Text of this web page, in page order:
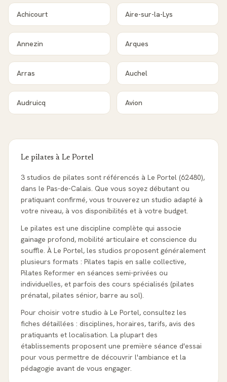
Achicourt Aire-sur-la-Lys
Annezin Arques
Arras Auchel
Audruicq Avion
Le pilates à Le Portel
3 studios de pilates sont référencés à Le Portel (62480),
dans le Pas-de-Calais. Que vous soyez débutant ou
pratiquant confirmé, vous trouverez un studio adapté à
votre niveau, à vos disponibilités et à votre budget.
Le pilates est une discipline complète qui associe
gainage profond, mobilité articulaire et conscience du
souffle. À Le Portel, les studios proposent généralement
plusieurs formats : Pilates tapis en salle collective,
Pilates Reformer en séances semi-privées ou
individuelles, et parfois des cours spécialisés (pilates
prénatal, pilates sénior, barre au sol).
Pour choisir votre studio à Le Portel, consultez les
fiches détaillées : disciplines, horaires, tarifs, avis des
pratiquants et localisation. La plupart des
établissements proposent une première séance d'essai
pour vous permettre de découvrir l'ambiance et la
pédagogie avant de vous engager.